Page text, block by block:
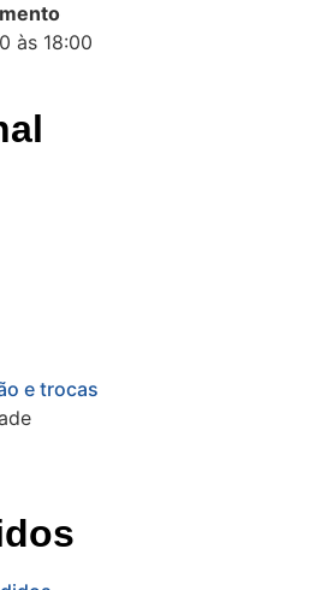
às 18:00
e trocas